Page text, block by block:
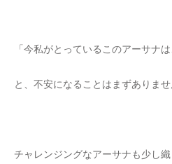
「今私がとっているこのアーサナ
と、不安になることはまずありませ
チャレンジングなアーサナも少し